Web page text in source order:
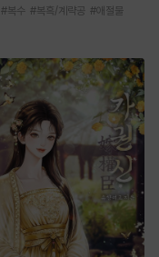
#복수 #복흑/계략공 #애절물